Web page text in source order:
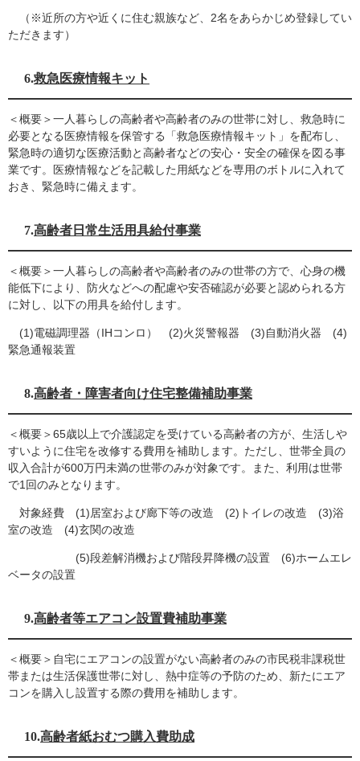
（※近所の方や近くに住む親族など、2名をあらかじめ登録してい
ただきます）
6.救急医療情報キット
＜概要＞一人暮らしの高齢者や高齢者のみの世帯に対し、救急時に
必要となる医療情報を保管する「救急医療情報キット」を配布し、
緊急時の適切な医療活動と高齢者などの安心・安全の確保を図る事
業です。医療情報などを記載した用紙などを専用のボトルに入れて
おき、緊急時に備えます。
7.高齢者日常生活用具給付事業
＜概要＞一人暮らしの高齢者や高齢者のみの世帯の方で、心身の機
能低下により、防火などへの配慮や安否確認が必要と認められる方
に対し、以下の用具を給付します。
(1)電磁調理器（IHコンロ） (2)火災警報器 (3)自動消火器 (4)
緊急通報装置
8.高齢者・障害者向け住宅整備補助事業
＜概要＞65歳以上で介護認定を受けている高齢者の方が、生活しや
すいように住宅を改修する費用を補助します。ただし、世帯全員の
収入合計が600万円未満の世帯のみが対象です。また、利用は世帯
で1回のみとなります。
対象経費 (1)居室および廊下等の改造 (2)トイレの改造 (3)浴
室の改造 (4)玄関の改造
(5)段差解消機および階段昇降機の設置 (6)ホームエレ
ベータの設置
9.高齢者等エアコン設置費補助事業
＜概要＞自宅にエアコンの設置がない高齢者のみの市民税非課税世
帯または生活保護世帯に対し、熱中症等の予防のため、新たにエア
コンを購入し設置する際の費用を補助します。
10.高齢者紙おむつ購入費助成